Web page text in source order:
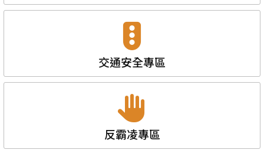
交通安全專區
反霸凌專區